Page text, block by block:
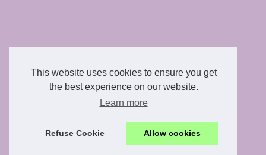
This website uses cookies to ensure you get
the best experience on our website.
Learn more
Refuse Cookie Allow cookies